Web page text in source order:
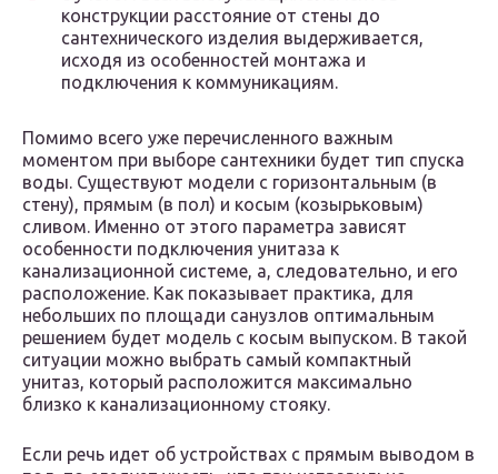
конструкции расстояние от стены до
сантехнического изделия выдерживается,
исходя из особенностей монтажа и
подключения к коммуникациям.
Помимо всего уже перечисленного важным
моментом при выборе сантехники будет тип спуска
воды. Существуют модели с горизонтальным (в
стену), прямым (в пол) и косым (козырьковым)
сливом. Именно от этого параметра зависят
особенности подключения унитаза к
канализационной системе, а, следовательно, и его
расположение. Как показывает практика, для
небольших по площади санузлов оптимальным
решением будет модель с косым выпуском. В такой
ситуации можно выбрать самый компактный
унитаз, который расположится максимально
близко к канализационному стояку.
Если речь идет об устройствах с прямым выводом в